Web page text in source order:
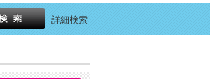
詳細検索